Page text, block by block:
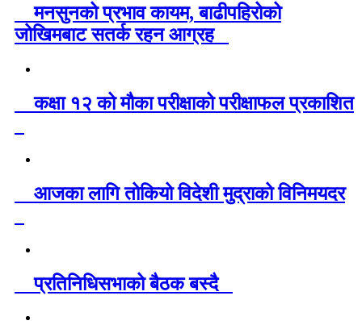
मनसुनको प्रभाव कायम, बाढीपहिरोको
जोखिमबाट सतर्क रहन आग्रह
कक्षा १२ को मौका परीक्षाको परीक्षाफल प्रकाशित
आजका लागि तोकियो विदेशी मुद्राको विनिमयदर
प्रतिनिधिसभाको बैठक बस्दै